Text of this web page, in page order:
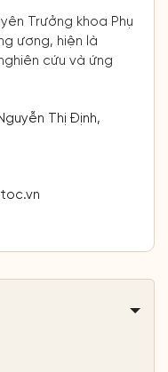
Trưởng khoa Phụ
ương, hiện là
cứu và ứng
Thị Định,